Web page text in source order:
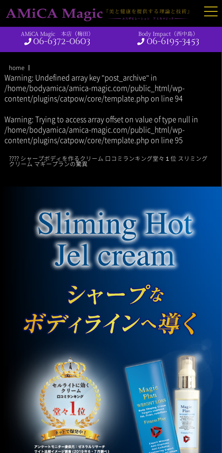
AMiCA Magic 本店（梅田）
06-6372-0603
Body Impact（西中島）
06-6195-3453
home
Warning: Undefined array key "post_archive" in
/home/bodyamica/amica-magic.com/public_html/wp-
content/plugins/catpow/core/template.php on line 94
Warning: Trying to access array offset on value of type null in
/home/bodyamica/amica-magic.com/public_html/wp-
content/plugins/catpow/core/template.php on line 95
???? シャープボディを作るクリーム 口コミランキング堂々１位 スリミング
クリーム マギープランの驚異